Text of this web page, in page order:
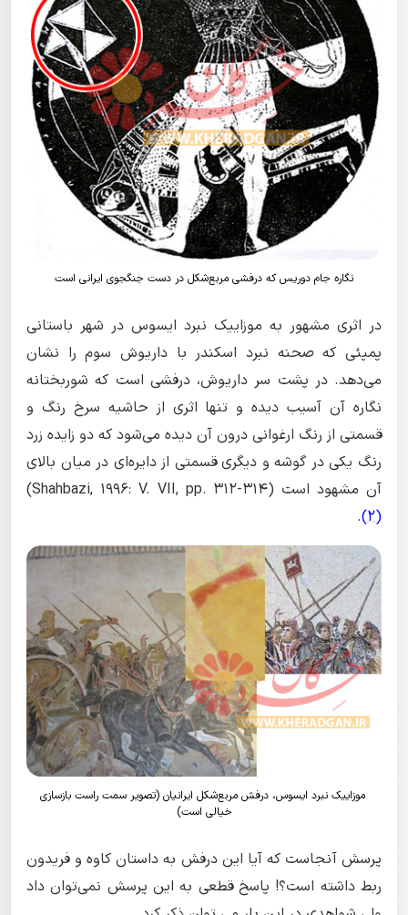
نگاره جام دوریس که درفشی مربع‌شکل در دست جنگجوی ایرانی است
در اثری مشهور به موزاییک نبرد ایسوس در شهر باستانی
پمپئی که صحنه نبرد اسکندر با داریوش سوم را نشان
می‌دهد. در پشت سر داریوش، درفشی است که شوربختانه
نگاره آن آسیب دیده و تنها اثری از حاشیه سرخ رنگ و
قسمتی از رنگ ارغوانی درون آن دیده می‌شود که دو زایده زرد
رنگ یکی در گوشه و دیگری قسمتی از دایره‌ای در میان بالای
آن مشهود است (Shahbazi, 1996: V. VII, pp. 312-314)
(2)
.
موزاییک نبرد ایسوس، درفش مربع‌شکل ایرانیان (تصویر سمت راست بازسازی
خیالی است)
پرسش آنجاست که آیا این درفش به داستان کاوه و فریدون
ربط داشته است؟! پاسخ قطعی به این پرسش نمی‌توان داد